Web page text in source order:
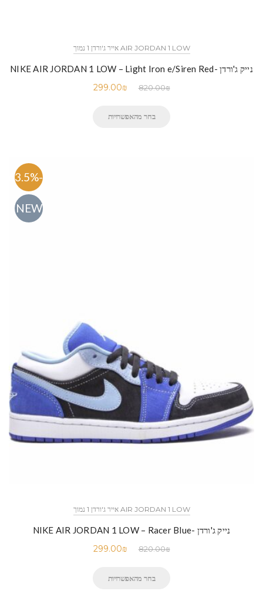
AIR JORDAN 1 LOW אייר ג'ורדן 1 נמוך
נייק ג'ורדן -NIKE AIR JORDAN 1 LOW – Light Iron e/Siren Red
820.00₪
299.00₪
בחר מהאפשרויות
-63.5%
NEW
AIR JORDAN 1 LOW אייר ג'ורדן 1 נמוך
נייק ג'ורדן -NIKE AIR JORDAN 1 LOW – Racer Blue
820.00₪
299.00₪
בחר מהאפשרויות